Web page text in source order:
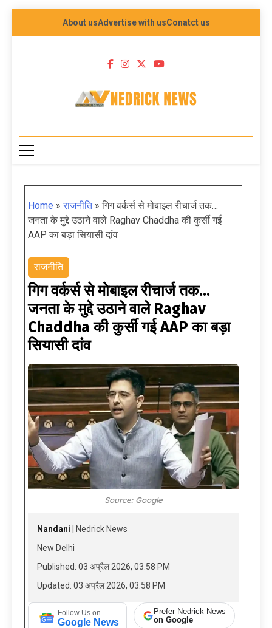
About usAdvertise with usConatct us
NEDRICK NEWS
Home »राजनीति»गिग वर्कर्स से मोबाइल रीचार्ज तक…
जनता के मुद्दे उठाने वाले Raghav Chaddha की कुर्सी गई
AAP का बड़ा सियासी दांव
राजनीति
गिग वर्कर्स से मोबाइल रीचार्ज तक…
जनता के मुद्दे उठाने वाले Raghav
Chaddha की कुर्सी गई AAP का बड़ा
सियासी दांव
Source: Google
Nandani | Nedrick News
New Delhi
Published: 03 अप्रैल 2026, 03:58 PM
Updated: 03 अप्रैल 2026, 03:58 PM
Follow Us on
Google News
Prefer Nedrick News
on Google